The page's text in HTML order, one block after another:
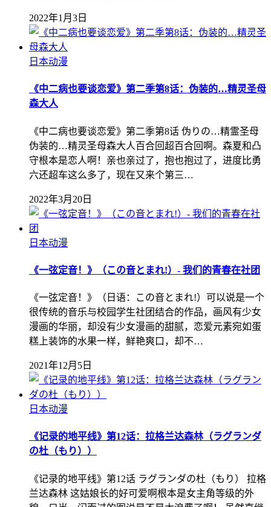
2022年1月3日
日本动漫
《中二病也要谈恋爱》第二季第8话：伪装的…精灵圣母
森大人
《中二病也要谈恋爱》第二季第8话 伪りの…精霊圣母
伪装的…精灵圣母森大人百合回超百合回啊。森夏和凸
守根本是恋人啊！亲也亲过了，抱也抱过了，进度比勇
六还超车这么多了，现在又来个第三…
2022年3月20日
日本动漫
《一弦定音！》（この音とまれ!）- 我们的青春在社团
《一弦定音！》（日语：この音とまれ!）可以说是一个
很传统的音乐与校园学生社团结合的作品，画风有少女
漫画的华丽，却没有少女漫画的甜腻，恋爱元素宛如蛋
糕上装饰的水果一样，鲜艳爽口，却不…
2021年12月5日
日本动漫
《记录的地平线》第12话：拉格兰达森林（ラグランダ
の杜（もり））
《记录的地平线》第12话 ラグランダの杜（もり） 拉格
兰达森林 这姑娘长的好可爱啊根本是女主角等级的外